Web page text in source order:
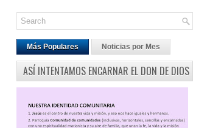
Más Populares Noticias por Mes
ASÍ INTENTAMOS ENCARNAR EL DON DE DIOS